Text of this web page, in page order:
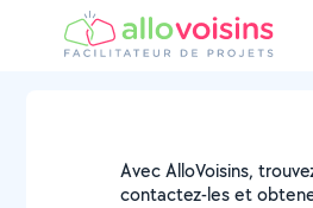
Avec AlloVoisins,
contactez-les et